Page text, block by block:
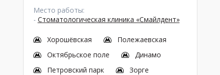
Место работы:
- Стоматологическая клиника «Смайлдент»
Хорошёвская
Полежаевская
Октябрьское поле
Динамо
Петровский парк
Зорге